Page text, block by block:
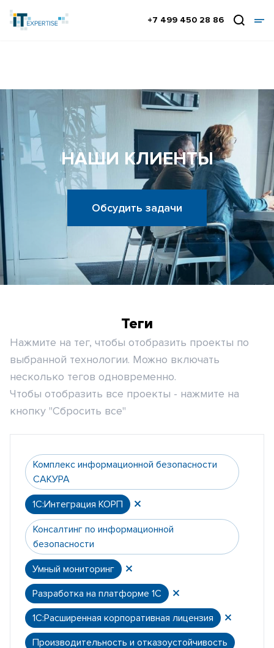
+7 499 450 28 86
НАШИ КЛИЕНТЫ
Обсудить задачи
Теги
Нажмите на тег, чтобы отобразить проекты по
выбранной технологии. Можно включать
несколько тегов одновременно.
Чтобы отобразить все проекты - нажмите на
кнопку "Сбросить все"
Комплекс информационной безопасности
САКУРА
1С:Интеграция КОРП
Консалтинг по информационной
безопасности
Умный мониторинг
Разработка на платформе 1С
1С:Расширенная корпоративная лицензия
Производительность и отказоустойчивость